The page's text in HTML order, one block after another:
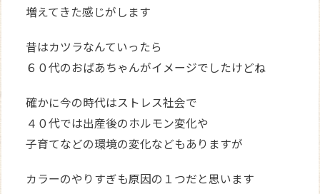
増えてきた感じがします
昔はカツラなんていったら
６０代のおばあちゃんがイメージでしたけどね
確かに今の時代はストレス社会で
４０代では出産後のホルモン変化や
子育てなどの環境の変化などもありますが
カラーのやりすぎも原因の１つだと思います